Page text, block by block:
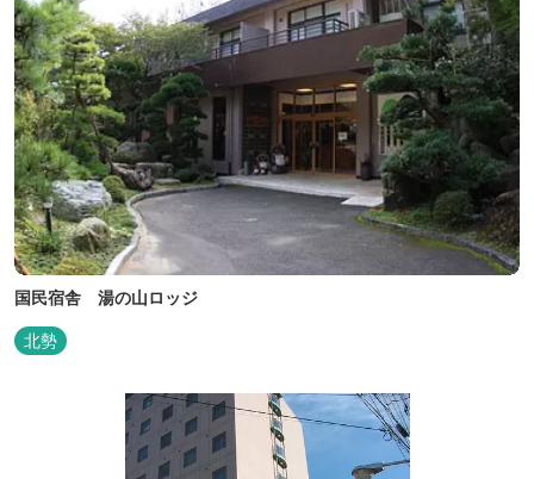
国民宿舎 湯の山ロッジ
北勢